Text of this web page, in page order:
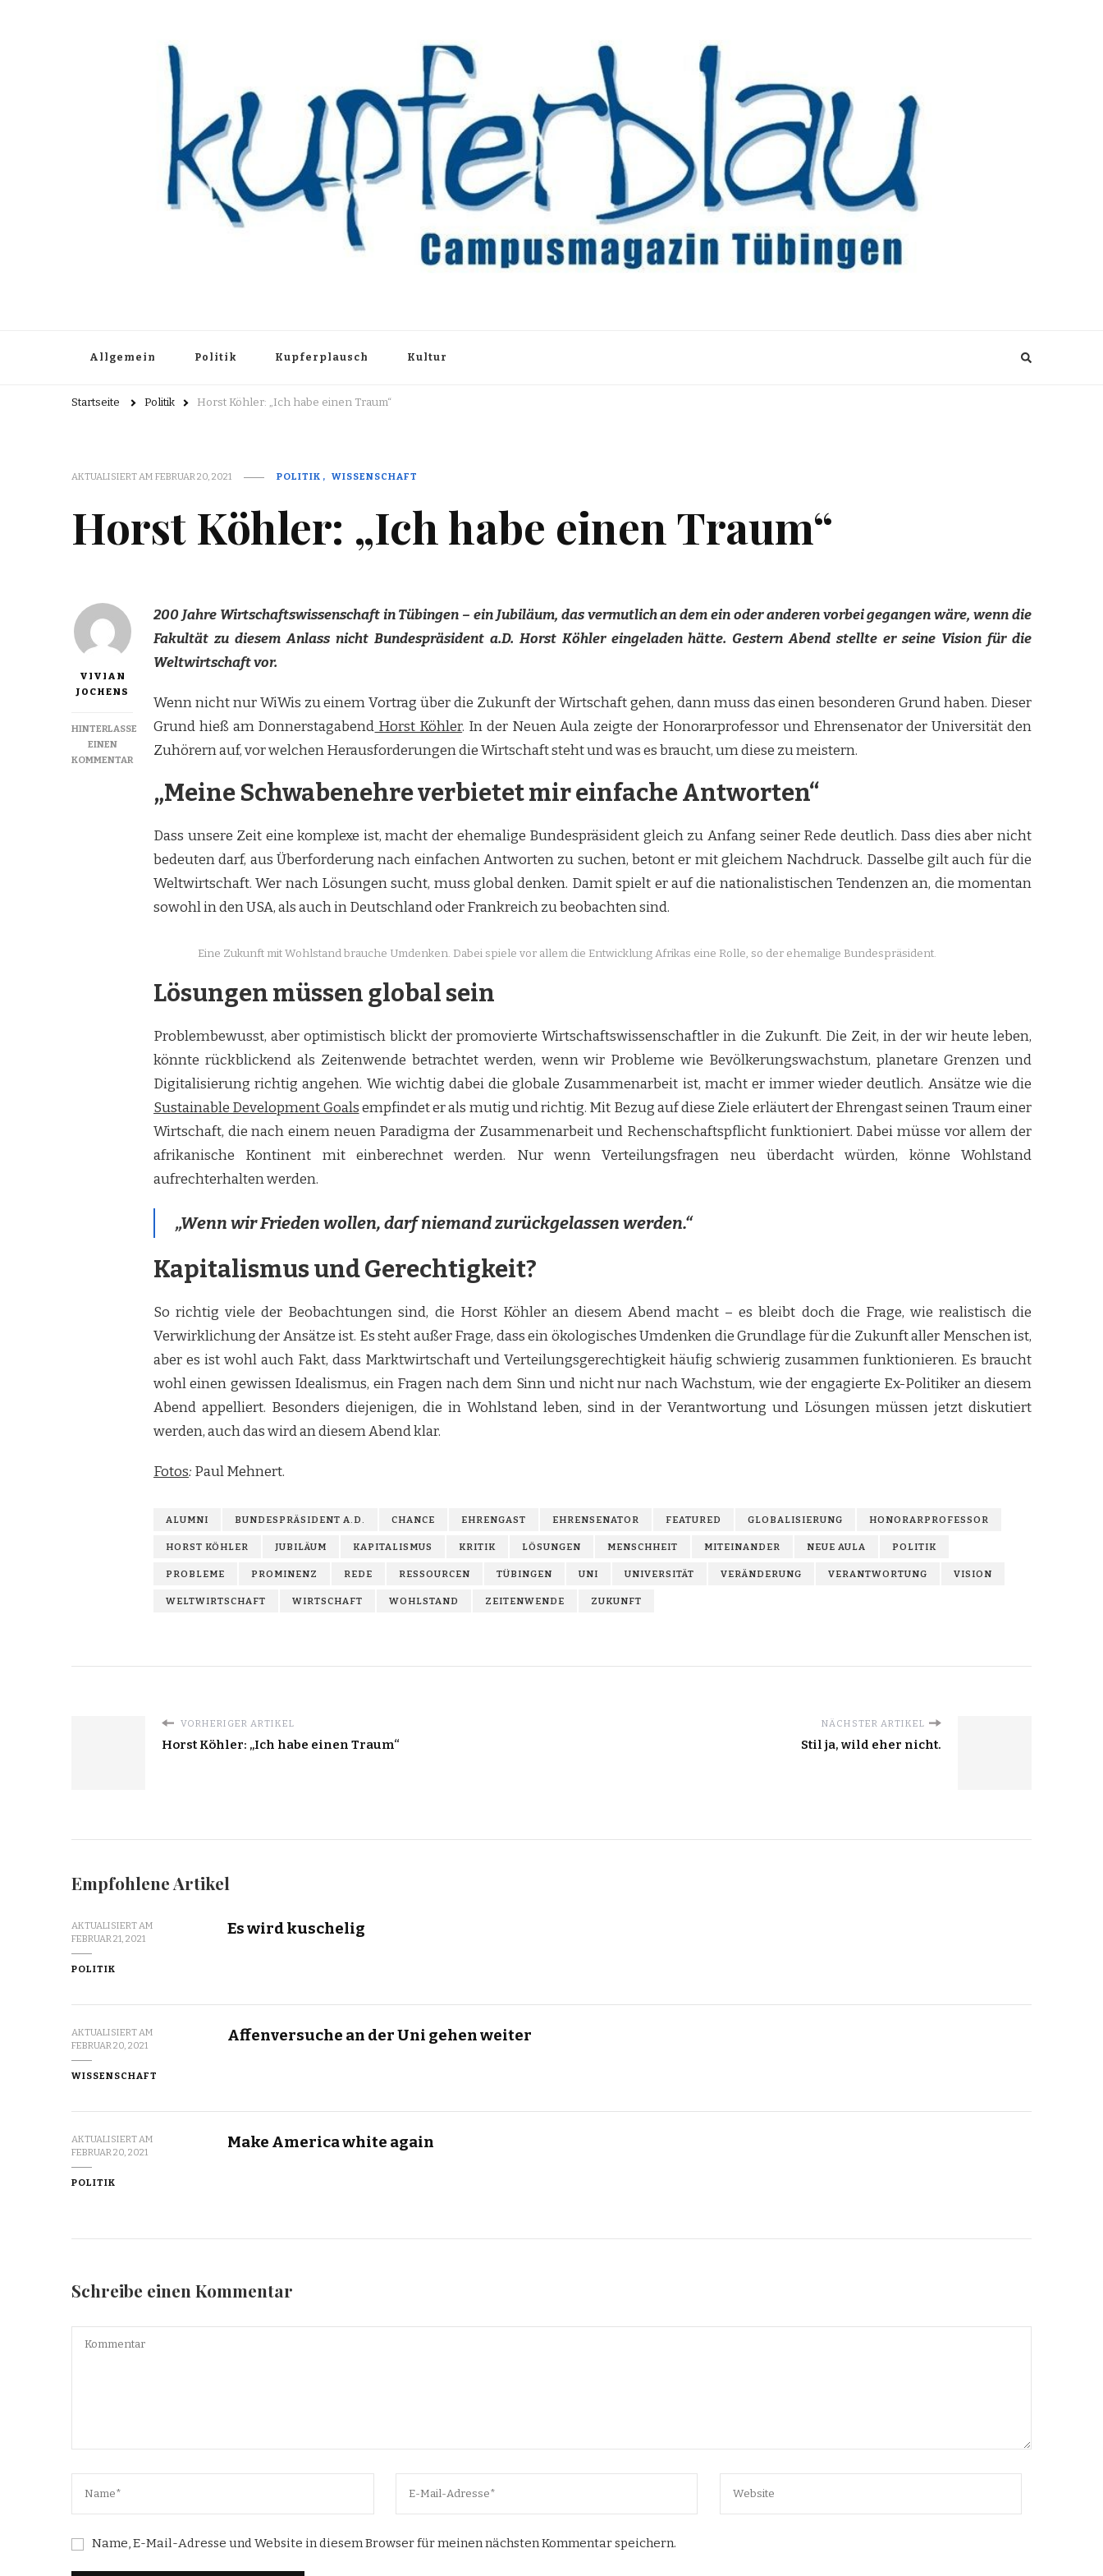
Kupferblau Archiv
Allgemein Politik Kupferplausch Kultur
Startseite Politik Horst Köhler: „Ich habe einen Traum“
AKTUALISIERT AM FEBRUAR 20, 2021 POLITIK WISSENSCHAFT
Horst Köhler: „Ich habe einen Traum“
VIVIAN
JOCHENS
HINTERLASSE
EINEN
KOMMENTARZU
KÖHLER:
EINEN
TRAUM“
200 Jahre Wirtschaftswissenschaft in Tübingen – ein Jubiläum, das vermutlich an dem ein oder anderen vorbei gegangen wäre, wenn die
Fakultät zu diesem Anlass nicht Bundespräsident a.D. Horst Köhler eingeladen hätte. Gestern Abend stellte er seine Vision für die
Weltwirtschaft vor.
Wenn nicht nur WiWis zu einem Vortrag über die Zukunft der Wirtschaft gehen, dann muss das einen besonderen Grund haben. Dieser
Grund hieß am Donnerstagabend Horst Köhler. In der Neuen Aula zeigte der Honorarprofessor und Ehrensenator der Universität den
Zuhörern auf, vor welchen Herausforderungen die Wirtschaft steht und was es braucht, um diese zu meistern.
„Meine Schwabenehre verbietet mir einfache Antworten“
Dass unsere Zeit eine komplexe ist, macht der ehemalige Bundespräsident gleich zu Anfang seiner Rede deutlich. Dass dies aber nicht
bedeuten darf, aus Überforderung nach einfachen Antworten zu suchen, betont er mit gleichem Nachdruck. Dasselbe gilt auch für die
Weltwirtschaft. Wer nach Lösungen sucht, muss global denken. Damit spielt er auf die nationalistischen Tendenzen an, die momentan
sowohl in den USA, als auch in Deutschland oder Frankreich zu beobachten sind.
Eine Zukunft mit Wohlstand brauche Umdenken. Dabei spiele vor allem die Entwicklung Afrikas eine Rolle, so der ehemalige Bundespräsident.
Lösungen müssen global sein
Problembewusst, aber optimistisch blickt der promovierte Wirtschaftswissenschaftler in die Zukunft. Die Zeit, in der wir heute leben,
könnte rückblickend als Zeitenwende betrachtet werden, wenn wir Probleme wie Bevölkerungswachstum, planetare Grenzen und
Digitalisierung richtig angehen. Wie wichtig dabei die globale Zusammenarbeit ist, macht er immer wieder deutlich. Ansätze wie die
Sustainable Development Goalsempfindet er als mutig und richtig. Mit Bezug auf diese Ziele erläutert der Ehrengast seinen Traum einer
Wirtschaft, die nach einem neuen Paradigma der Zusammenarbeit und Rechenschaftspflicht funktioniert. Dabei müsse vor allem der
afrikanische Kontinent mit einberechnet werden. Nur wenn Verteilungsfragen neu überdacht würden, könne Wohlstand
aufrechterhalten werden.
„Wenn wir Frieden wollen, darf niemand zurückgelassen werden.“
Kapitalismus und Gerechtigkeit?
So richtig viele der Beobachtungen sind, die Horst Köhler an diesem Abend macht – es bleibt doch die Frage, wie realistisch die
Verwirklichung der Ansätze ist. Es steht außer Frage, dass ein ökologisches Umdenken die Grundlage für die Zukunft aller Menschen ist,
aber es ist wohl auch Fakt, dass Marktwirtschaft und Verteilungsgerechtigkeit häufig schwierig zusammen funktionieren. Es braucht
wohl einen gewissen Idealismus, ein Fragen nach dem Sinn und nicht nur nach Wachstum, wie der engagierte Ex-Politiker an diesem
Abend appelliert. Besonders diejenigen, die in Wohlstand leben, sind in der Verantwortung und Lösungen müssen jetzt diskutiert
werden, auch das wird an diesem Abend klar.
Fotos: Paul Mehnert.
ALUMNI BUNDESPRÄSIDENT A.D. CHANCE EHRENGAST EHRENSENATOR FEATURED GLOBALISIERUNG HONORARPROFESSOR
HORST KÖHLER JUBILÄUM KAPITALISMUS KRITIK LÖSUNGEN MENSCHHEIT MITEINANDER NEUE AULA POLITIK
PROBLEME PROMINENZ REDE RESSOURCEN TÜBINGEN UNI UNIVERSITÄT VERÄNDERUNG VERANTWORTUNG VISION
WELTWIRTSCHAFT WIRTSCHAFT WOHLSTAND ZEITENWENDE ZUKUNFT
VORHERIGER ARTIKEL
Horst Köhler: „Ich habe einen Traum“
NÄCHSTER ARTIKEL
Stil ja, wild eher nicht.
Empfohlene Artikel
AKTUALISIERT AM
FEBRUAR 21, 2021
POLITIK
Es wird kuschelig
AKTUALISIERT AM
FEBRUAR 20, 2021
WISSENSCHAFT
Affenversuche an der Uni gehen weiter
AKTUALISIERT AM
FEBRUAR 20, 2021
POLITIK
Make America white again
Schreibe einen Kommentar
Name, E-Mail-Adresse und Website in diesem Browser für meinen nächsten Kommentar speichern.